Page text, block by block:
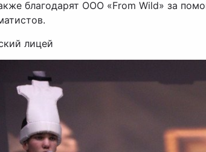
благодарят ООО «From Wild» за
лицей